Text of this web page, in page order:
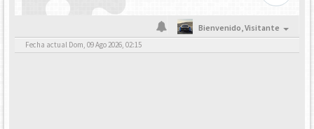
Bienvenido,Visitante
Fecha actual Dom, 09 Ago 2026, 02:15